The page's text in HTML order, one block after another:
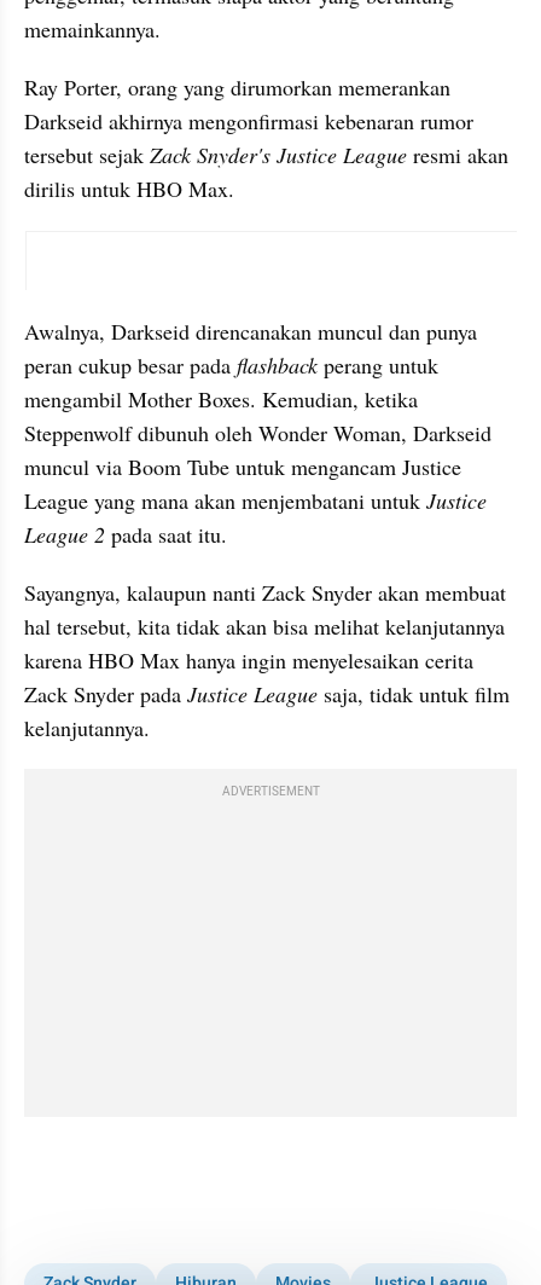
memainkannya.
Ray Porter, orang yang dirumorkan memerankan
Darkseid akhirnya mengonfirmasi kebenaran rumor
tersebut sejak Zack Snyder's Justice League resmi akan
dirilis untuk HBO Max.
Awalnya, Darkseid direncanakan muncul dan punya
peran cukup besar pada flashback perang untuk
mengambil Mother Boxes. Kemudian, ketika
Steppenwolf dibunuh oleh Wonder Woman, Darkseid
muncul via Boom Tube untuk mengancam Justice
League yang mana akan menjembatani untuk Justice
League 2 pada saat itu.
Sayangnya, kalaupun nanti Zack Snyder akan membuat
hal tersebut, kita tidak akan bisa melihat kelanjutannya
karena HBO Max hanya ingin menyelesaikan cerita
Zack Snyder pada Justice League saja, tidak untuk film
kelanjutannya.
ADVERTISEMENT